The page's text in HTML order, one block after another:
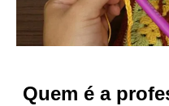
Quem é a